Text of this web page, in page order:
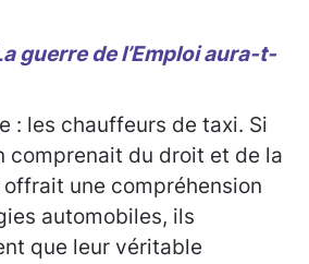
guerre de l’Emploi aura-t-
: les chauffeurs de taxi. Si
comprenait du droit et de la
une compréhension
automobiles, ils
que leur véritable